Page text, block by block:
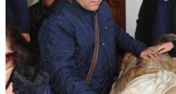
Begoña en una iniciativa que
unánime del Parlamento de
de los Diputados.